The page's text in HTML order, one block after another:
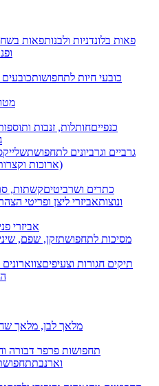
פאות בלונדניות ולבנותפאות
כובעי חיות לתחפושותכובעים
כנפייםחותלות, זנבות
גרביים וגרביונים לתחפושת
(ארוכות
כתרים ושרביטיםקשתות,
ונוצותאביזרי ליצן ופריטי
אביזרי
מסיכות לתחפושתזקן, שפם,
תיקים חגורות וצעיפים
מלאך לבן, מלאך
תחפושות פרפר דבורה
וארנבת